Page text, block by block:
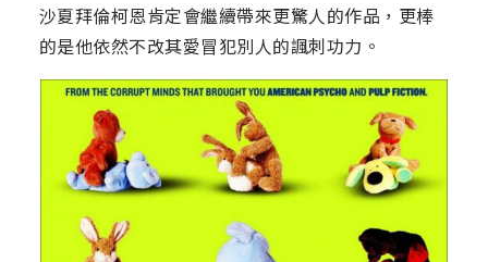
沙夏拜倫柯恩肯定會繼續帶來更驚人的作品，更棒
的是他依然不改其愛冒犯別人的諷刺功力。